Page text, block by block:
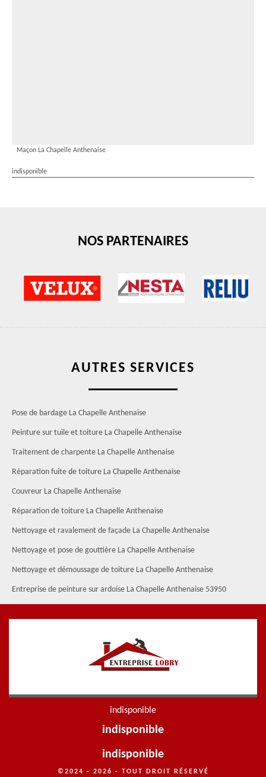
Maçon La Chapelle Anthenaise
indisponible
NOS PARTENAIRES
AUTRES SERVICES
Pose de bardage La Chapelle Anthenaise
Peinture sur tuile et toiture La Chapelle Anthenaise
Traitement de charpente La Chapelle Anthenaise
Réparation fuite de toiture La Chapelle Anthenaise
Couvreur La Chapelle Anthenaise
Réparation de toiture La Chapelle Anthenaise
Nettoyage et ravalement de façade La Chapelle Anthenaise
Nettoyage et pose de gouttière La Chapelle Anthenaise
Nettoyage et démoussage de toiture La Chapelle Anthenaise
Entreprise de peinture sur ardoise La Chapelle Anthenaise 53950
indisponible
indisponible
indisponible
©2024 - 2026 - TOUT DROIT RÉSERVÉ